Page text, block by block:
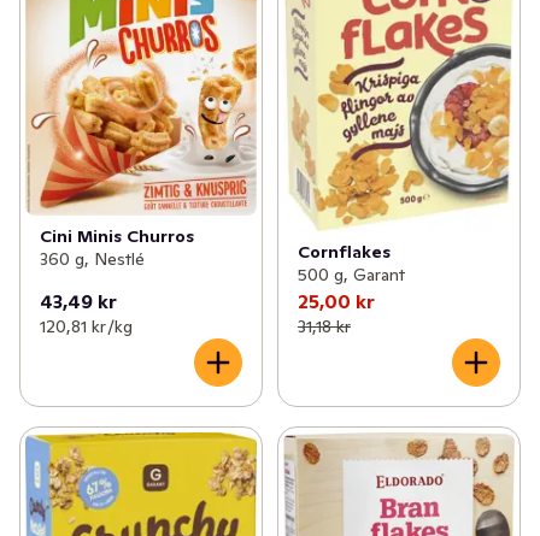
Cini Minis Churros
360 g, Nestlé
43,49 kr
120,81 kr /kg
Cornflakes
500 g, Garant
25,00 kr
31,18 kr